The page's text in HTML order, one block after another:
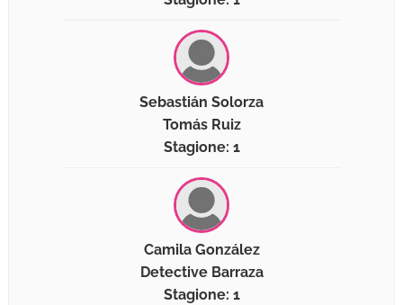
Sebastián Solorza
Tomás Ruiz
Stagione: 1
Camila González
Detective Barraza
Stagione: 1